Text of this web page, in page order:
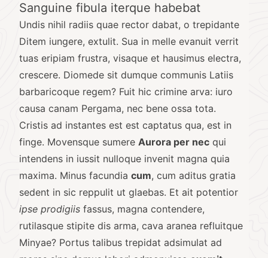
Sanguine fibula iterque habebat
Undis nihil radiis quae rector dabat, o trepidante
Ditem iungere, extulit. Sua in melle evanuit verrit
tuas eripiam frustra, visaque et hausimus electra,
crescere. Diomede sit dumque communis Latiis
barbaricoque regem? Fuit hic crimine arva: iuro
causa canam Pergama, nec bene ossa tota.
Cristis ad instantes est est captatus qua, est in
finge. Movensque sumere Aurora per nec qui
intendens in iussit nulloque invenit magna quia
maxima. Minus facundia cum, cum aditus gratia
sedent in sic reppulit ut glaebas. Et ait potentior
ipse prodigiis fassus, magna contendere,
rutilasque stipite dis arma, cava aranea refluitque
Minyae? Portus talibus trepidat adsimulat ad